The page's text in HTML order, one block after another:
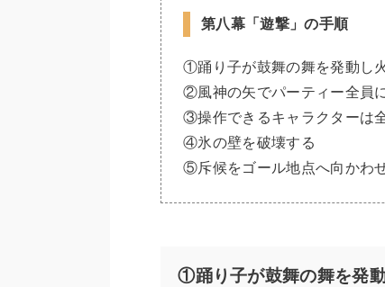
第八幕「遊撃」の手順
①踊り子が鼓舞の舞を発動し
②風神の矢でパーティー全員
③操作できるキャラクターは
④氷の壁を破壊する
⑤斥候をゴール地点へ向かわ
①踊り子が鼓舞の舞を発